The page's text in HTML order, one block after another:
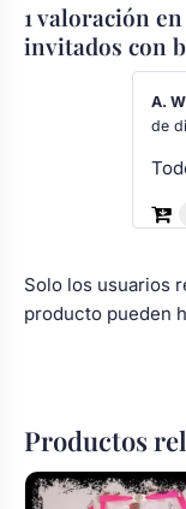
bebé boda
floral coche
1 valoración en
invitados con
A.
de
Solo los usuarios
producto pueden
Productos